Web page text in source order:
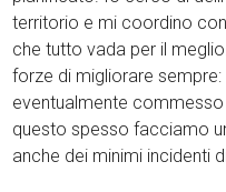
territorio e mi coordino
che tutto vada per il
forze di migliorare
eventualmente
questo spesso facciamo
anche dei minimi incidenti